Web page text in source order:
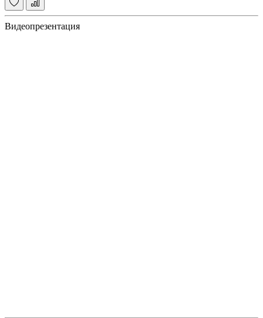
Видеопрезентация